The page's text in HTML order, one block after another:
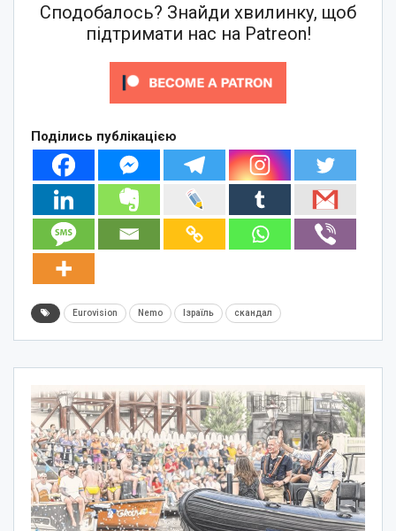
Сподобалось? Знайди хвилинку, щоб
підтримати нас на Patreon!
Поділись публікацією
Eurovision Nemo Ізраїль скандал